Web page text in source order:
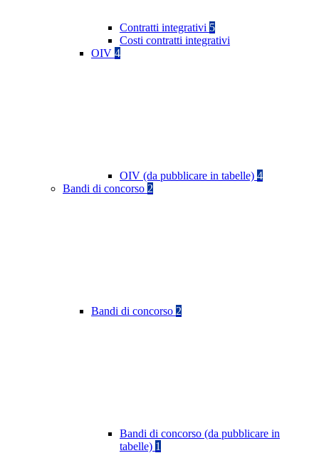
Contratti integrativi 5
Costi contratti integrativi
OIV 4
OIV (da pubblicare in tabelle) 4
Bandi di concorso 2
Bandi di concorso 2
Bandi di concorso (da pubblicare in
tabelle) 1